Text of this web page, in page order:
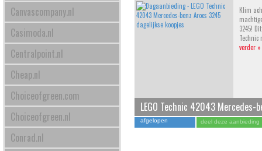
Canvascompany.nl
Casimoda.nl
Centralpoint.nl
Cheap.nl
Choiceofgreen.com
Choiceofgreen.nl
Conrad.nl
Klim
3245!
verder »
LEGO Technic 42043 Mercedes-
afgelopen deel deze aanbieding